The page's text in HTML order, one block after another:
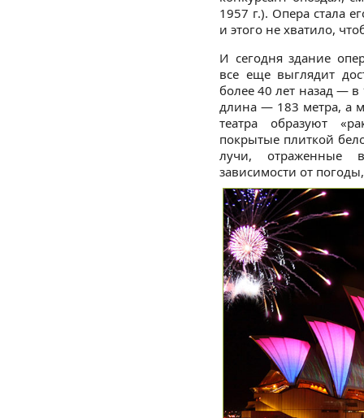
1957 г.). Опера стала
и этого не хватило,
И сегодня здание
все еще выглядит
более 40 лет назад —
длина — 183 метра, а
театра образуют
покрытые плиткой
лучи, отраженные
зависимости от